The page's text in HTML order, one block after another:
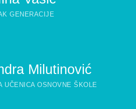
GENERACIJE
Milutinović
UČENICA OSNOVNE ŠKOLE